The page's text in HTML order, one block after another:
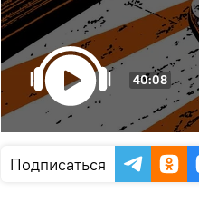
40:08
Подписаться